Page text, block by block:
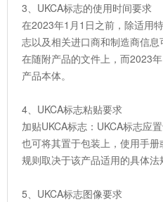
3、UKCA标志的使用时间要求
在2023年1月1日之前，除适用
志以及相关进口商和制造商信
在随附产品的文件上，而2023
产品本体。
4、UKCA标志粘贴要求
加贴UKCA标志：UKCA标志应
也可将其置于包装上，使用手
规则取决于该产品适用的具体法
5、UKCA标志图像要求